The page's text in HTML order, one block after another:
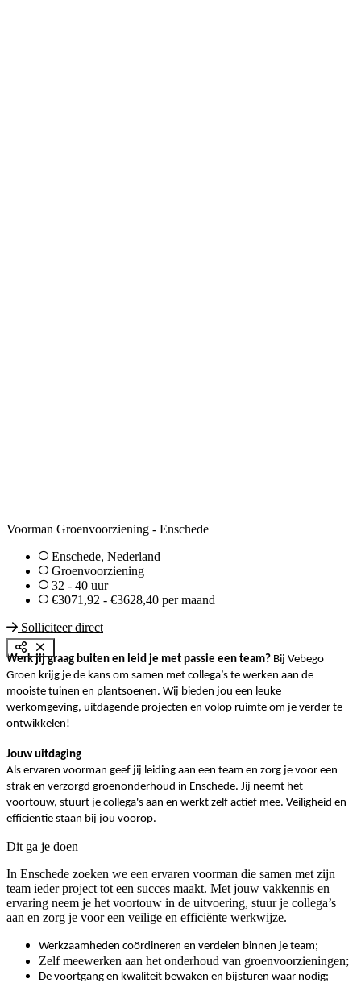
Voorman Groenvoorziening - Enschede
Enschede, Nederland
Groenvoorziening
32 - 40 uur
€3071,92 - €3628,40 per maand
Solliciteer direct
Werk jij graag buiten en leid je met passie een team? Bij Vebego
Groen krijg je de kans om samen met collega’s te werken aan de
mooiste tuinen en plantsoenen. Wij bieden jou een leuke
werkomgeving, uitdagende projecten en volop ruimte om je verder te
ontwikkelen!
Jouw uitdaging
Als ervaren voorman geef jij leiding aan een team en zorg je voor een
strak en verzorgd groenonderhoud in Enschede. Jij neemt het
voortouw, stuurt je collega's aan en werkt zelf actief mee. Veiligheid en
efficiëntie staan bij jou voorop.
Dit ga je doen
In Enschede zoeken we een ervaren voorman die samen met zijn
team ieder project tot een succes maakt. Met jouw vakkennis en
ervaring neem je het voortouw in de uitvoering, stuur je collega’s
aan en zorg je voor een veilige en efficiënte werkwijze.
Werkzaamheden coördineren en verdelen binnen je team;
Zelf meewerken aan het onderhoud van groenvoorzieningen;
De voortgang en kwaliteit bewaken en bijsturen waar nodig;